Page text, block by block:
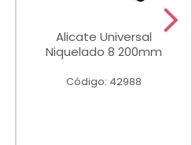
Alicate Universal
Niquelado 8 200mm
Código: 42988